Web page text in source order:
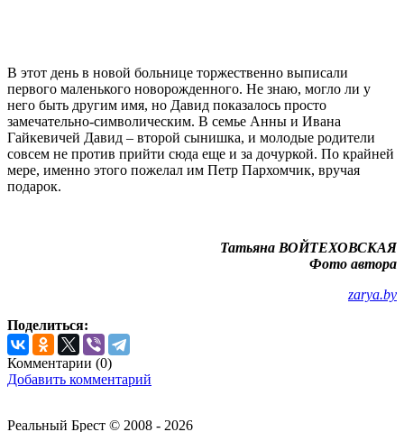
В этот день в новой больнице торжественно выписали
первого маленького новорожденного. Не знаю, могло ли у
него быть другим имя, но Давид показалось просто
замечательно-символическим. В семье Анны и Ивана
Гайкевичей Давид – второй сынишка, и молодые родители
совсем не против прийти сюда еще и за дочуркой. По крайней
мере, именно этого пожелал им Петр Пархомчик, вручая
подарок.
Татьяна ВОЙТЕХОВСКАЯ
Фото автора
zarya.by
Поделиться:
Комментарии (0)
Добавить комментарий
Реальный Брест © 2008 - 2026